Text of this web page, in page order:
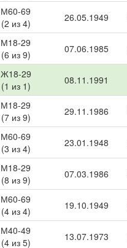
М60-69
(2 из 4)
26.05.1949
М18-29
(6 из 9)
07.06.1985
Ж18-29
(1 из 1)
08.11.1991
М18-29
(7 из 9)
29.11.1986
М60-69
(3 из 4)
23.01.1948
М18-29
(8 из 9)
07.03.1986
М60-69
(4 из 4)
19.10.1949
М40-49
(4 из 5)
13.07.1973